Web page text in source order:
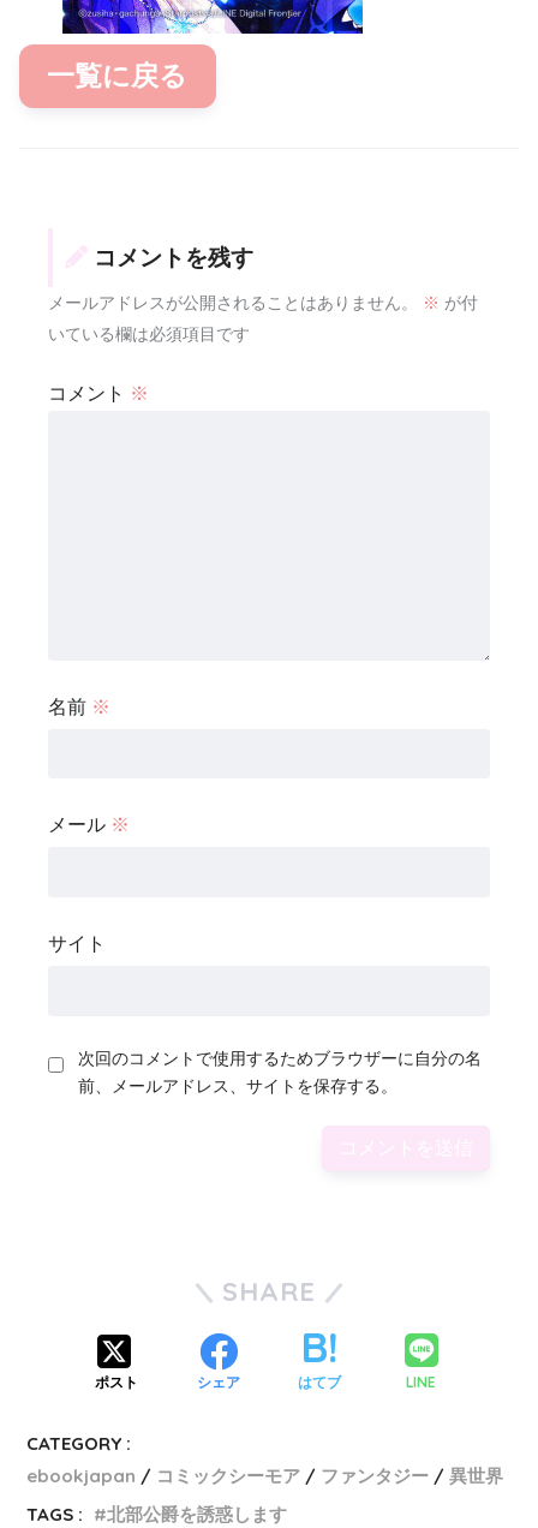
一覧に戻る
コメントを残す
メールアドレスが公開されることはありません。 ※ が付
いている欄は必須項目です
コメント ※
名前 ※
メール ※
サイト
次回のコメントで使用するためブラウザーに自分の名
前、メールアドレス、サイトを保存する。
SHARE
ポスト シェア はてブ LINE
CATEGORY :
ebookjapan
コミックシーモア ファンタジー
異世界
TAGS :
北部公爵を誘惑します